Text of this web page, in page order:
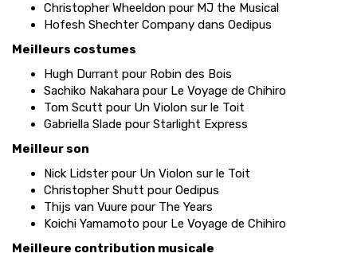
Christopher Wheeldon pour MJ the Musical
Hofesh Shechter Company dans Oedipus
Meilleurs costumes
Hugh Durrant pour Robin des Bois
Sachiko Nakahara pour Le Voyage de Chihiro
Tom Scutt pour Un Violon sur le Toit
Gabriella Slade pour Starlight Express
Meilleur son
Nick Lidster pour Un Violon sur le Toit
Christopher Shutt pour Oedipus
Thijs van Vuure pour The Years
Koichi Yamamoto pour Le Voyage de Chihiro
Meilleure contribution musicale